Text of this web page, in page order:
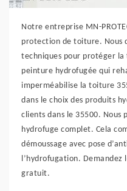
Notre entreprise MN-
protection de toiture. Nous
techniques pour protéger
peinture hydrofugée qui
imperméabilise la toiture
dans le choix des produits
clients dans le 35500.
hydrofuge complet. Cela
démoussage avec pose
l’hydrofugation. Demandez
gratuit.